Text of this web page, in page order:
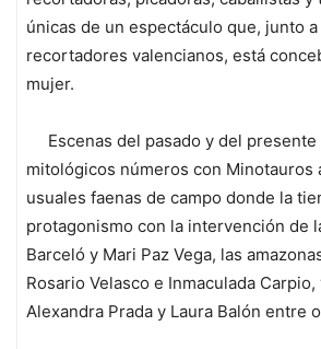
únicas de un espectáculo que, junto
recortadores valencianos, está
mujer.
Escenas del pasado y del presente
mitológicos números con Minotauros
usuales faenas de campo donde la
protagonismo con la intervención de
Barceló y Mari Paz Vega, las
Rosario Velasco e Inmaculada
Alexandra Prada y Laura Balón entre